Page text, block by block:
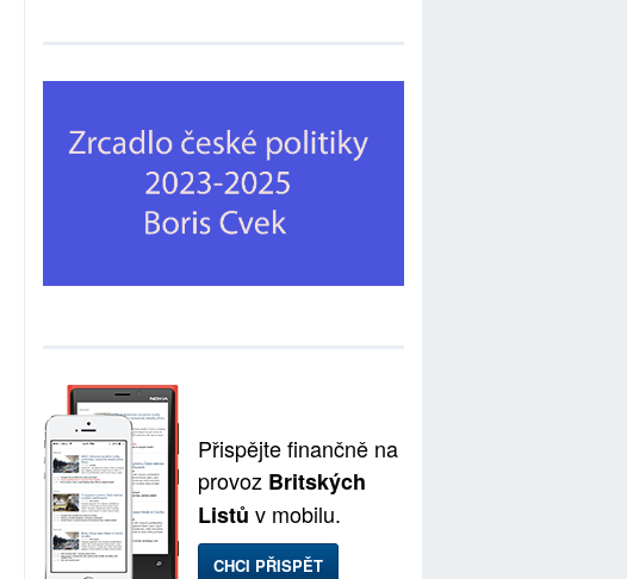
Přispějte finančně na
provoz Britských
Listů v mobilu.
CHCI PŘISPĚT